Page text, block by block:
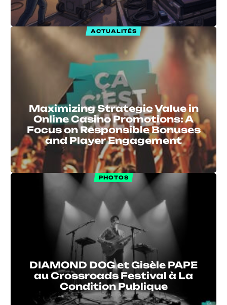
ACTUALITÉS
Maximizing Strategic Value in
Online Casino Promotions: A
Focus on Responsible Bonuses
and Player Engagement
PHOTOS
DIAMOND DOG et Gisèle PAPE
au Crossroads Festival à La
Condition Publique